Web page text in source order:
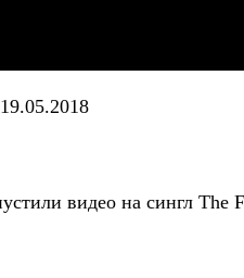
19.05.2018
видео на сингл The